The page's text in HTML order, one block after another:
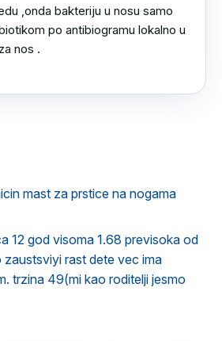
,onda bakteriju u nosu samo
po antibiogramu lokalno u
nos .
mast za prstice na nogama
12 god visoma 1.68 previsoka od
zaustsviyi rast dete vec ima
trzina 49(mi kao roditelji jesmo